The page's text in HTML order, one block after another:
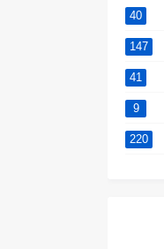
40
147
41
9
220